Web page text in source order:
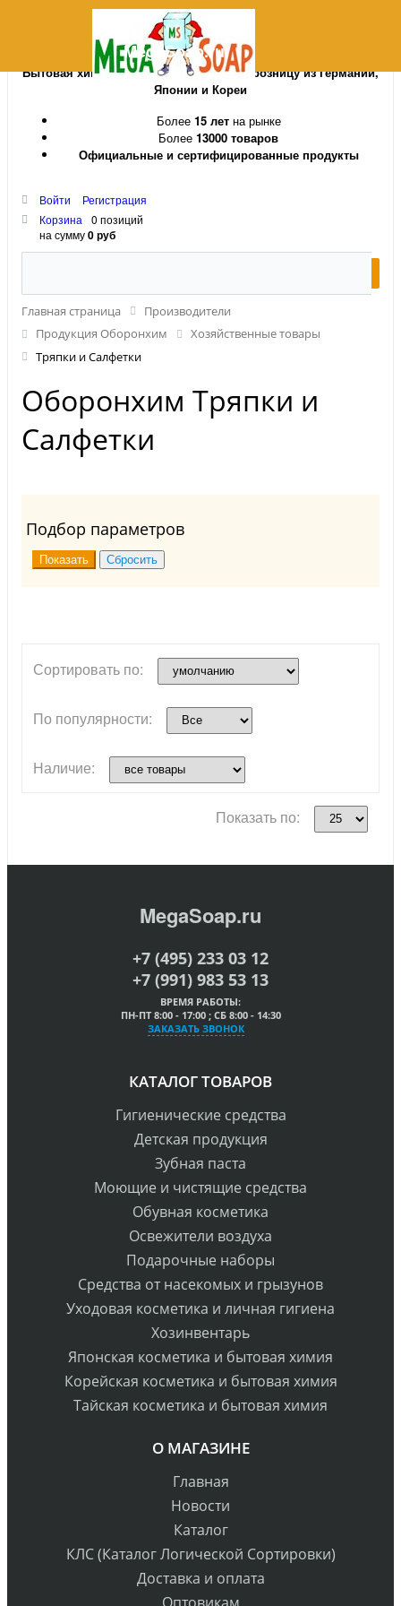
MegaSoap.ru
Бытовая химия и косметика оптом и в розницу из Германии,
Японии и Кореи
Более 15 летна рынке
Более 13000 товаров
Официальные и сертифицированные продукты
Войти
Регистрация
Корзина
0 позиций
на сумму0 руб
Главная страница
Производители
Продукция Оборонхим
Хозяйственные товары
Тряпки и Салфетки
Оборонхим Тряпки и
Салфетки
Подбор параметров
Сортировать по:
По популярности:
Наличие:
Показать по:
MegaSoap.ru
+7 (495) 233 03 12
+7 (991) 983 53 13
ВРЕМЯ РАБОТЫ:
ПН-ПТ 8:00 - 17:00 ; СБ 8:00 - 14:30
ЗАКАЗАТЬ ЗВОНОК
КАТАЛОГ ТОВАРОВ
Гигиенические средства
Детская продукция
Зубная паста
Моющие и чистящие средства
Обувная косметика
Освежители воздуха
Подарочные наборы
Средства от насекомых и грызунов
Уходовая косметика и личная гигиена
Хозинвентарь
Японская косметика и бытовая химия
Корейская косметика и бытовая химия
Тайская косметика и бытовая химия
О МАГАЗИНЕ
Главная
Новости
Каталог
КЛС (Каталог Логической Сортировки)
Доставка и оплата